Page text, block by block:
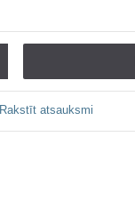
Rakstīt atsauksmi